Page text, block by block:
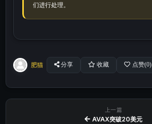
们进行处理。
肥猫 分享 收藏 点赞(0)
上一篇
AVAX突破20美元